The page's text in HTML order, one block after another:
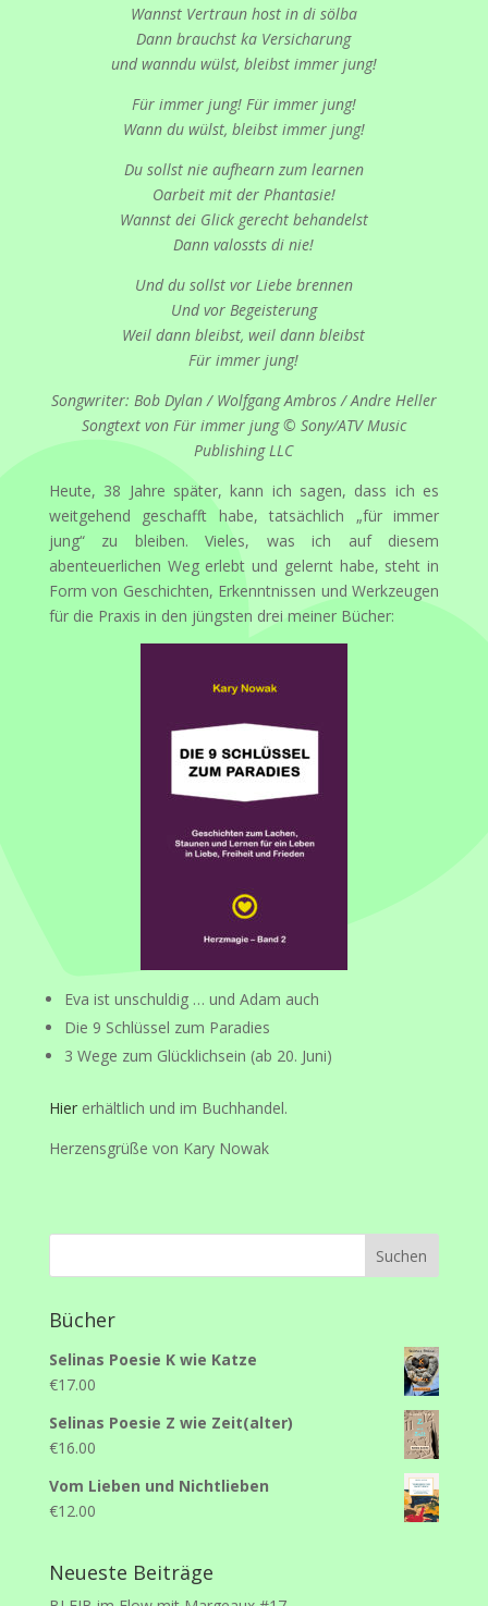
Wannst Vertraun host in di sölba
Dann brauchst ka Versicharung
und wanndu wülst, bleibst immer jung!
Für immer jung! Für immer jung!
Wann du wülst, bleibst immer jung!
Du sollst nie aufhearn zum learnen
Oarbeit mit der Phantasie!
Wannst dei Glick gerecht behandelst
Dann valossts di nie!
Und du sollst vor Liebe brennen
Und vor Begeisterung
Weil dann bleibst, weil dann bleibst
Für immer jung!
Songwriter: Bob Dylan / Wolfgang Ambros / Andre Heller
Songtext von Für immer jung © Sony/ATV Music
Publishing LLC
Heute, 38 Jahre später, kann ich sagen, dass ich es
weitgehend geschafft habe, tatsächlich „für immer
jung“ zu bleiben. Vieles, was ich auf diesem
abenteuerlichen Weg erlebt und gelernt habe, steht in
Form von Geschichten, Erkenntnissen und Werkzeugen
für die Praxis in den jüngsten drei meiner Bücher:
Eva ist unschuldig … und Adam auch
Die 9 Schlüssel zum Paradies
3 Wege zum Glücklichsein (ab 20. Juni)
Hiererhältlich und im Buchhandel.
Herzensgrüße von Kary Nowak
Bücher
Selinas Poesie K wie Katze
€17.00
Selinas Poesie Z wie Zeit(alter)
€16.00
Vom Lieben und Nichtlieben
€12.00
Neueste Beiträge